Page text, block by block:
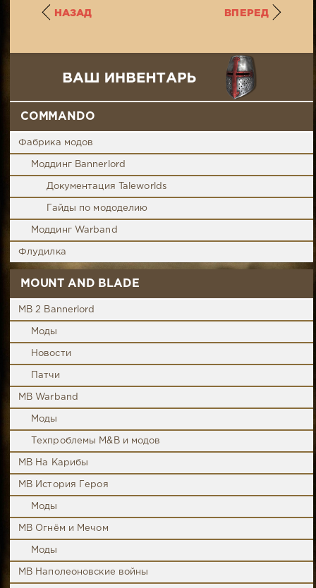
НАЗАД ВПЕРЕД
COMMANDO
Фабрика модов
Моддинг Bannerlord
Документация Taleworlds
Гайды по мододелию
Моддинг Warband
Флудилка
MOUNT AND BLADE
MB 2 Bannerlord
Моды
Новости
Патчи
MB Warband
Моды
Техпроблемы M&B и модов
MB На Карибы
MB История Героя
Моды
MB Огнём и Мечом
Моды
MB Наполеоновские войны